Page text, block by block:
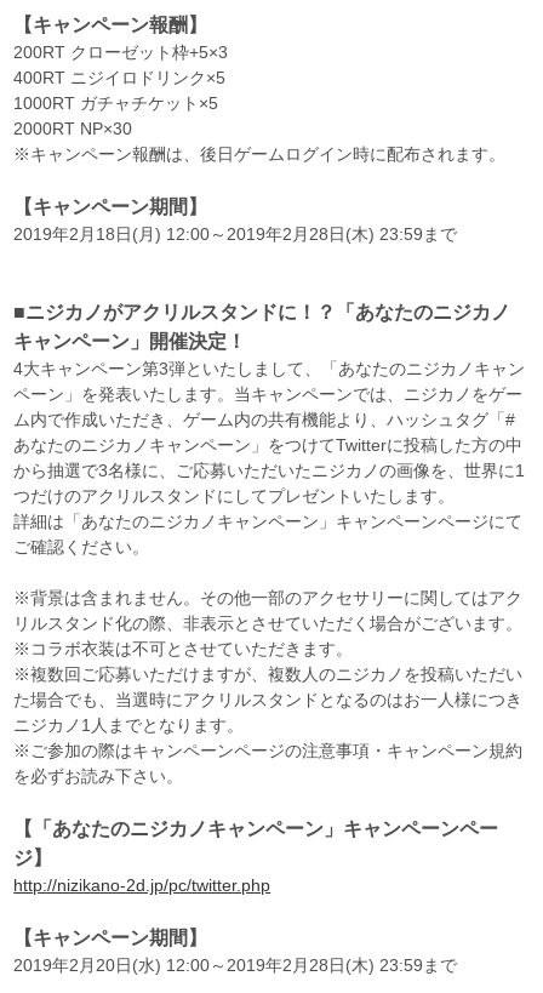
【キャンペーン報酬】
200RT クローゼット枠+5×3
400RT ニジイロドリンク×5
1000RT ガチャチケット×5
2000RT NP×30
※キャンペーン報酬は、後日ゲームログイン時に配布されます。
【キャンペーン期間】
2019年2月18日(月) 12:00～2019年2月28日(木) 23:59まで
■ニジカノがアクリルスタンドに！？「あなたのニジカノ
キャンペーン」開催決定！
4大キャンペーン第3弾といたしまして、「あなたのニジカノキャン
ペーン」を発表いたします。当キャンペーンでは、ニジカノをゲー
ム内で作成いただき、ゲーム内の共有機能より、ハッシュタグ「#
あなたのニジカノキャンペーン」をつけてTwitterに投稿した方の中
から抽選で3名様に、ご応募いただいたニジカノの画像を、世界に1
つだけのアクリルスタンドにしてプレゼントいたします。
詳細は「あなたのニジカノキャンペーン」キャンペーンページにて
ご確認ください。
※背景は含まれません。その他一部のアクセサリーに関してはアク
リルスタンド化の際、非表示とさせていただく場合がございます。
※コラボ衣装は不可とさせていただきます。
※複数回ご応募いただけますが、複数人のニジカノを投稿いただい
た場合でも、当選時にアクリルスタンドとなるのはお一人様につき
ニジカノ1人までとなります。
※ご参加の際はキャンペーンページの注意事項・キャンペーン規約
を必ずお読み下さい。
【「あなたのニジカノキャンペーン」キャンペーンペー
ジ】
http://nizikano-2d.jp/pc/twitter.php
【キャンペーン期間】
2019年2月20日(水) 12:00～2019年2月28日(木) 23:59まで